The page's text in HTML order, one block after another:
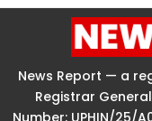
News Report — a
Registrar